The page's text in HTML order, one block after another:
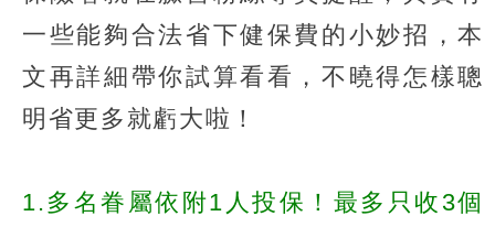
一些能夠合法省下健保費的小妙招，本
文再詳細帶你試算看看，不曉得怎樣聰
明省更多就虧大啦！
1.多名眷屬依附1人投保！最多只收3個